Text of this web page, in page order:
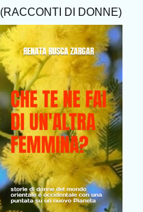
(RACCONTI DI DONNE)